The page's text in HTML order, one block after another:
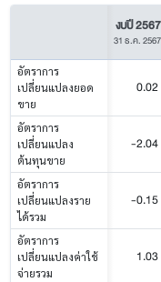
งบปี 2567
31 ธ.ค. 2567
อัตราการ
เปลี่ยนแปลงยอด
ขาย
0.02
อัตราการ
เปลี่ยนแปลง
ต้นทุนขาย
-2.04
อัตราการ
เปลี่ยนแปลงราย
ได้รวม
-0.15
อัตราการ
เปลี่ยนแปลงค่าใช้
จ่ายรวม
1.03